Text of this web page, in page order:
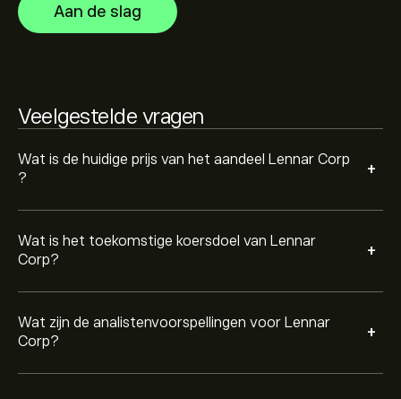
Aan de slag
Veelgestelde vragen
Wat is de huidige prijs van het aandeel Lennar Corp
?
+
Wat is het toekomstige koersdoel van Lennar
Corp?
+
Wat zijn de analistenvoorspellingen voor Lennar
Corp?
+
voor toekomstige koersbewegingen.
De marktkapitalisatie van Lennar Corp is 21.24B‎$‎
in de afgelopen 3 maanden, is de algemene consensus